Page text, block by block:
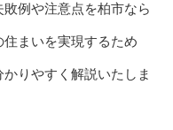
例や注意点を柏市なら
まいを実現するため
りやすく解説いたしま